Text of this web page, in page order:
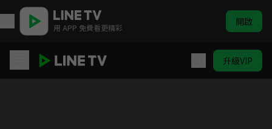
用 APP 免費看更精彩 開啟
升級VIP